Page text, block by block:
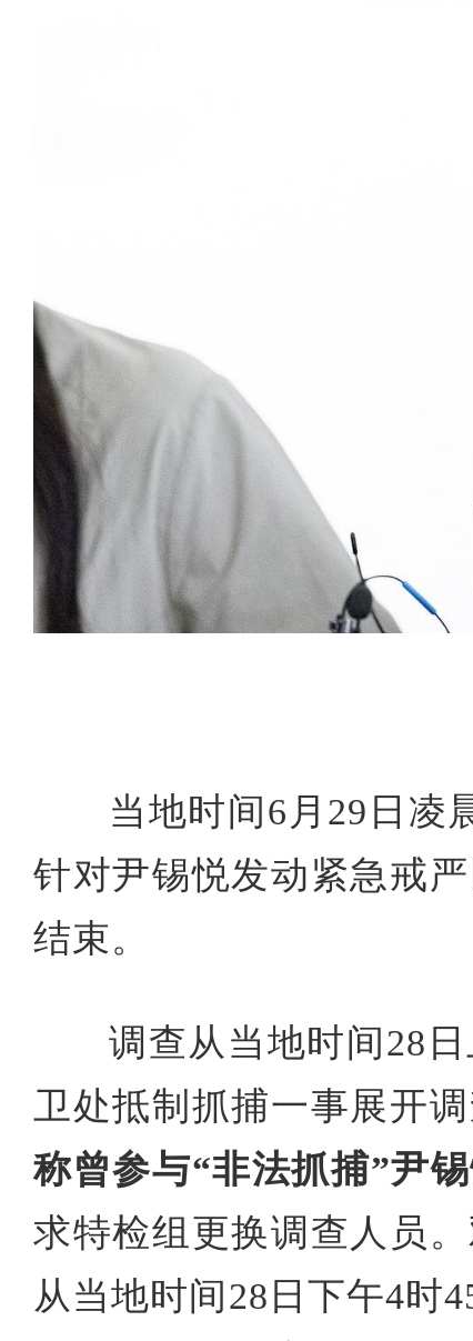
当地时间6月29日凌
针对尹锡悦发动紧急戒
结束。
调查从当地时间28
卫处抵制抓捕一事展开
称曾参与“非法抓捕”尹
求特检组更换调查人员
从当地时间28日下午4时